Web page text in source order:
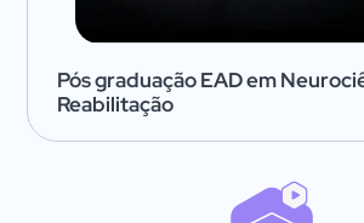
Pós graduação EAD em
Reabilitação